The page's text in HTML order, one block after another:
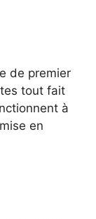
de premier
tout fait
à
en